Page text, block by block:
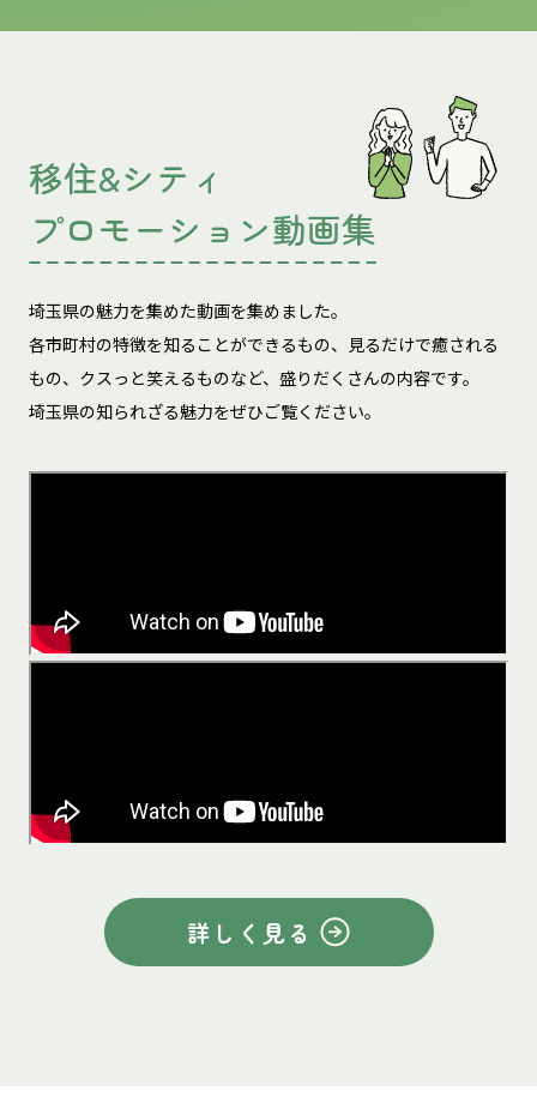
移住&シティ
プロモーション動画集
埼玉県の魅力を集めた動画を集めました。
各市町村の特徴を知ることができるもの、見るだけで癒される
もの、 クスっと笑えるものなど、盛りだくさんの内容です。
埼玉県の知られざる魅力をぜひご覧ください。
詳しく見る